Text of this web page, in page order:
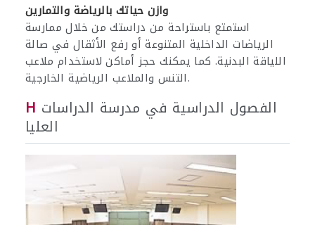
وازن حياتك بالرياضة والتمارين
استمتع باستراحة من دراستك من خلال ممارسة
الرياضات الداخلية المتنوعة أو رفع الأثقال في صالة
اللياقة البدنية. كما يمكنك حجز أماكن لاستخدام ملاعب
التنس والملاعب الرياضية الخارجية.
H
العليا